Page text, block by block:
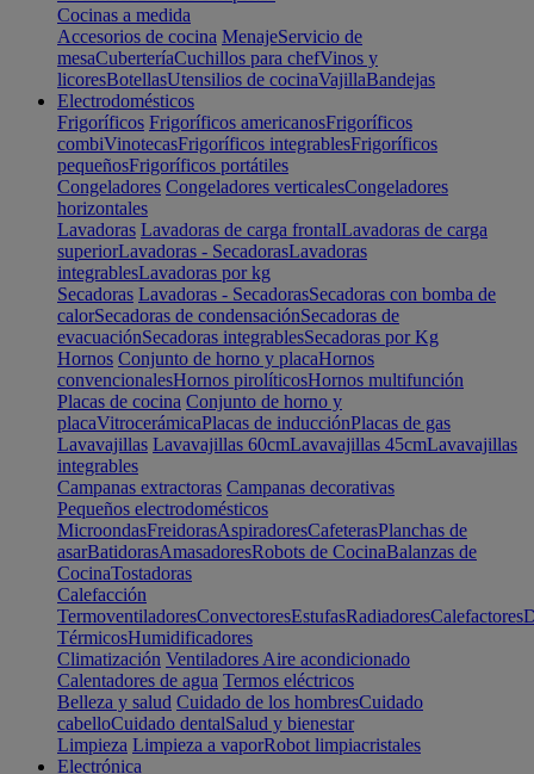
Cocinas a medida
Accesorios de cocina MenajeServicio de
mesaCuberteríaCuchillos para chefVinos y
licoresBotellasUtensilios de cocinaVajillaBandejas
Electrodomésticos
Frigoríficos Frigoríficos americanosFrigoríficos
combiVinotecasFrigoríficos integrablesFrigoríficos
pequeñosFrigoríficos portátiles
Congeladores Congeladores verticalesCongeladores
horizontales
Lavadoras Lavadoras de carga frontalLavadoras de carga
superiorLavadoras - SecadorasLavadoras
integrablesLavadoras por kg
Secadoras Lavadoras - SecadorasSecadoras con bomba de
calorSecadoras de condensaciónSecadoras de
evacuaciónSecadoras integrablesSecadoras por Kg
Hornos Conjunto de horno y placaHornos
convencionalesHornos pirolíticosHornos multifunción
Placas de cocina Conjunto de horno y
placaVitrocerámicaPlacas de inducciónPlacas de gas
Lavavajillas Lavavajillas 60cmLavavajillas 45cmLavavajillas
integrables
Campanas extractoras Campanas decorativas
Pequeños electrodomésticos
MicroondasFreidorasAspiradoresCafeterasPlanchas de
asarBatidorasAmasadoresRobots de CocinaBalanzas de
CocinaTostadoras
Calefacción
TermoventiladoresConvectoresEstufasRadiadoresCalefactores
TérmicosHumidificadores
Climatización Ventiladores Aire acondicionado
Calentadores de agua Termos eléctricos
Belleza y salud Cuidado de los hombresCuidado
cabelloCuidado dentalSalud y bienestar
Limpieza Limpieza a vaporRobot limpiacristales
Electrónica